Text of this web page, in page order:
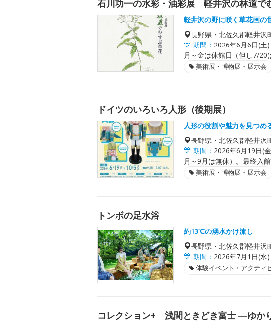
石川功一の水彩・油彩展 軽井沢の林道で
軽井沢の野に咲く草花画の
長野県・北佐久郡軽井沢
期間： 2026年6月6日(土
月～金は休館日（但し7/20
美術展・博物展・展示会
ドイツのいろいろ人形（後期展）
人形の役割や魅力を見つめ
長野県・北佐久郡軽井沢
期間： 2026年6月19日(
月～9月は無休）。最終入
美術展・博物展・展示会
トンボの足水浴
約13℃の湧水かけ流し
長野県・北佐久郡軽井沢
期間： 2026年7月1日(水
体験イベント・アクティ
コレクション+ 浅間ときどき富士 ―ゆか